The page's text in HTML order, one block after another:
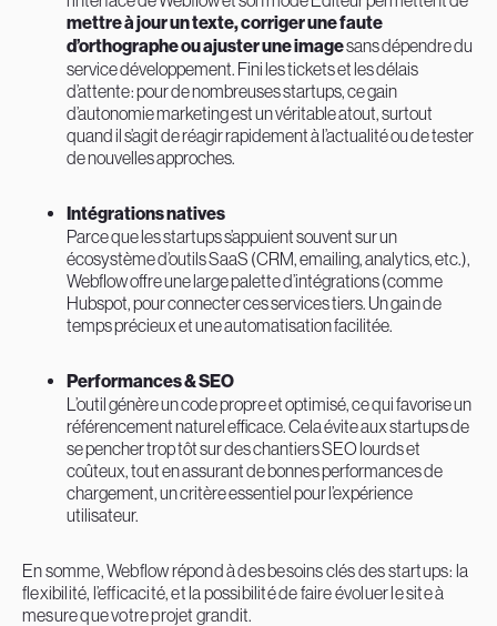
mettre à jour un texte, corriger une faute
d’orthographe ou ajuster une imagesans dépendre du
service développement. Fini les tickets et les délais
d’attente : pour de nombreuses startups, ce gain
d’autonomie marketing est un véritable atout, surtout
quand il s’agit de réagir rapidement à l’actualité ou de tester
de nouvelles approches.
Intégrations natives
Parce que les startups s’appuient souvent sur un
écosystème d’outils SaaS (CRM, emailing, analytics, etc.),
Webflow offre une large palette d’intégrations (comme
Hubspot, pour connecter ces services tiers. Un gain de
temps précieux et une automatisation facilitée.
Performances & SEO
L’outil génère un code propre et optimisé, ce qui favorise un
référencement naturel efficace. Cela évite aux startups de
se pencher trop tôt sur des chantiers SEO lourds et
coûteux, tout en assurant de bonnes performances de
chargement, un critère essentiel pour l’expérience
utilisateur.
En somme, Webflow répond à des besoins clés des startups : la
flexibilité, l’efficacité, et la possibilité de faire évoluer le site à
mesure que votre projet grandit.